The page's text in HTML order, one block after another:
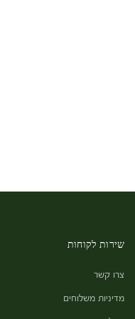
שירות לקוחות
צרו קשר
מדיניות משלוחים